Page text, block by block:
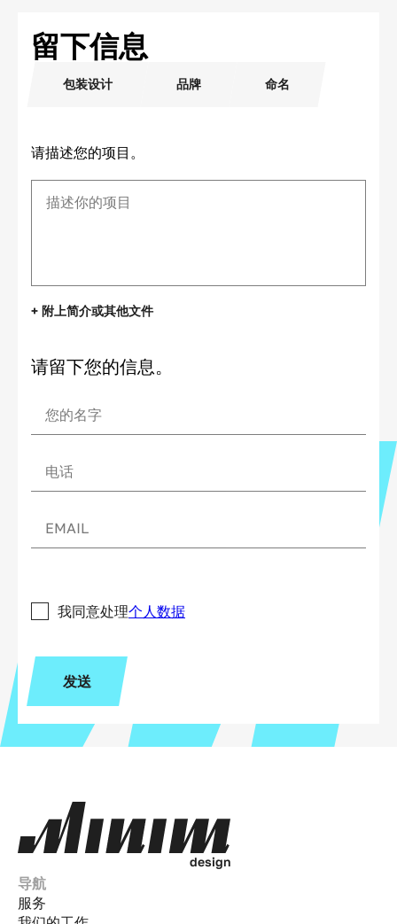
留下信息
包装设计 品牌 命名
请描述您的项目。
+ 附上简介或其他文件
请留下您的信息。
我同意处理个人数据
发送
design
导航
服务